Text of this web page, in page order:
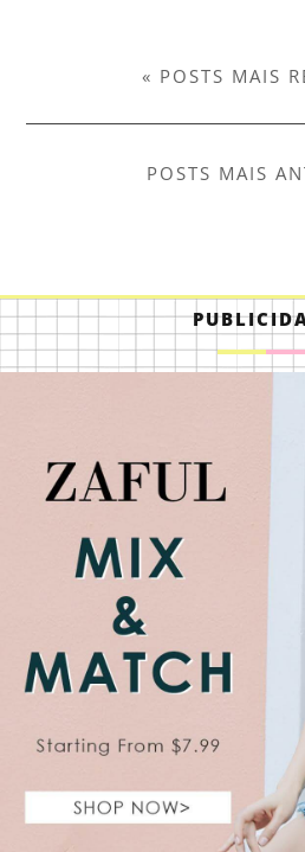
« POSTS MAIS
POSTS MAIS